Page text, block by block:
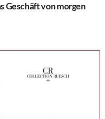
Geschäft von morgen